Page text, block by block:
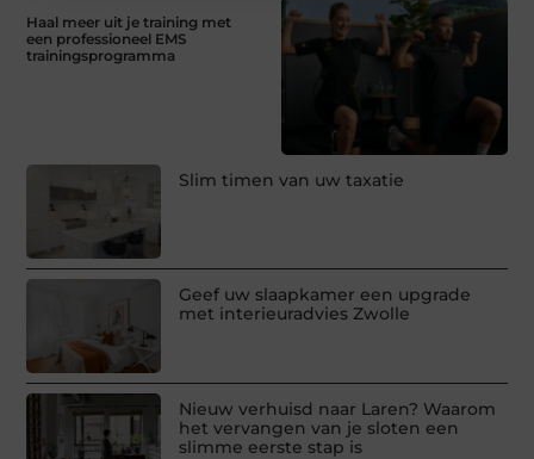
Haal meer uit je training met
een professioneel EMS
trainingsprogramma
Slim timen van uw taxatie
Geef uw slaapkamer een upgrade
met interieuradvies Zwolle
Nieuw verhuisd naar Laren? Waarom
het vervangen van je sloten een
slimme eerste stap is